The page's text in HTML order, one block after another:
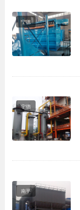
宁德
宁德
南平